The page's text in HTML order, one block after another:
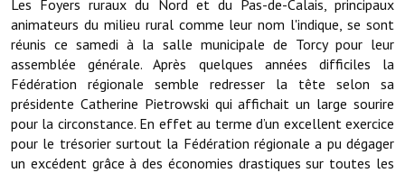
Les foulées fressinoises
ACCÈS RAPIDE
Démarches administratives
Projets et travaux en cours
Les Foyers ruraux du Nord et du Pas-de-Calais, principaux
animateurs du milieu rural comme leur nom l'indique, se sont
réunis ce samedi à la salle municipale de Torcy pour leur
assemblée générale. Après quelques années difficiles la
Fédération régionale semble redresser la tête selon sa
présidente Catherine Pietrowski qui affichait un large sourire
pour la circonstance. En effet au terme d’un excellent exercice
pour le trésorier surtout la Fédération régionale a pu dégager
un excédent grâce à des économies drastiques sur toutes les